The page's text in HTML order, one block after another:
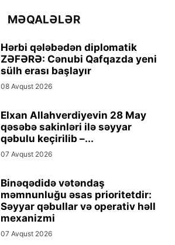
MƏQALƏLƏR
Hərbi qələbədən diplomatik
ZƏFƏRƏ: Cənubi Qafqazda yeni
sülh erası başlayır
08 Avqust 2026
Elxan Allahverdiyevin 28 May
qəsəbə sakinləri ilə səyyar
qəbulu keçirilib –...
07 Avqust 2026
Binəqədidə vətəndaş
məmnunluğu əsas prioritetdir:
Səyyar qəbullar və operativ həll
mexanizmi
07 Avqust 2026